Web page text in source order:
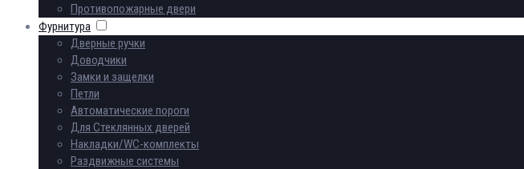
Противопожарные двери
Фурнитура
Дверные ручки
Доводчики
Замки и защелки
Петли
Автоматические пороги
Для Стеклянных дверей
Накладки/WC-комплекты
Раздвижные системы